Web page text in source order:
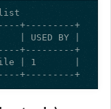
+---------+